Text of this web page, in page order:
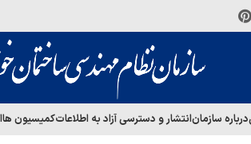
درباره سازمانانتشار و دسترسی آزاد به اطلاعاتکمیسیون ها